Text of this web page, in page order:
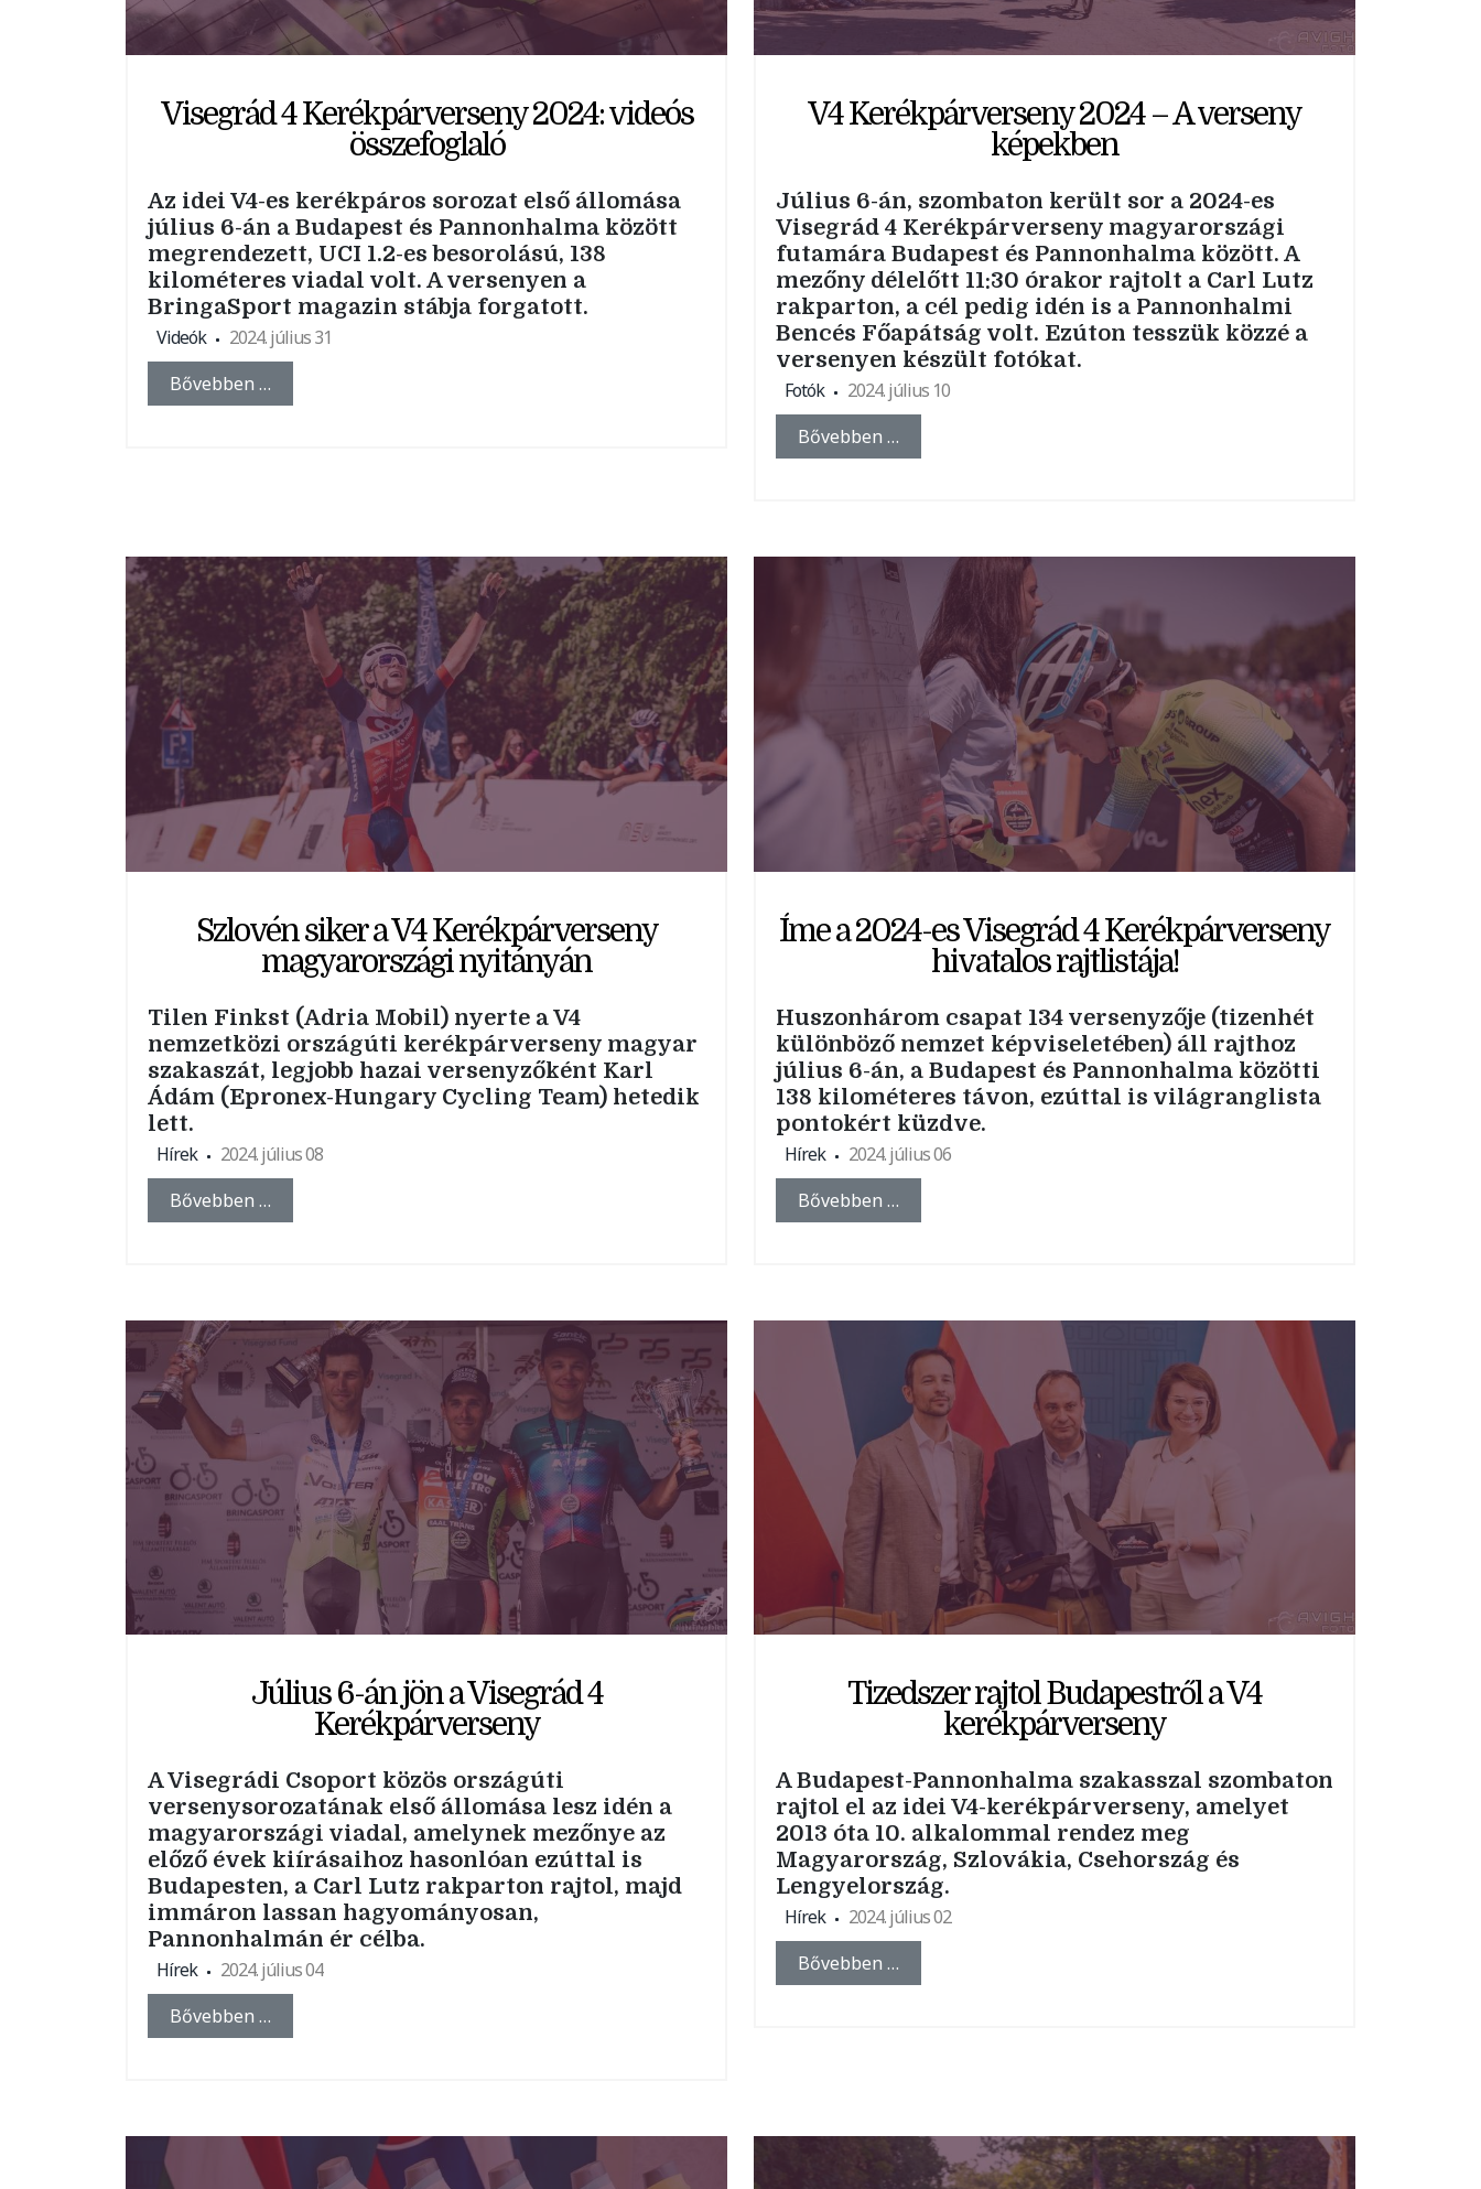
Visegrád 4 Kerékpárverseny 2024: videós
összefoglaló
Az idei V4-es kerékpáros sorozat első állomása
július 6-án a Budapest és Pannonhalma között
megrendezett, UCI 1.2-es besorolású, 138
kilométeres viadal volt. A versenyen a
BringaSport magazin stábja forgatott.
Videók
2024. július 31
Bővebben …
V4 Kerékpárverseny 2024 – A verseny
képekben
Július 6-án, szombaton került sor a 2024-es
Visegrád 4 Kerékpárverseny magyarországi
futamára Budapest és Pannonhalma között. A
mezőny délelőtt 11:30 órakor rajtolt a Carl Lutz
rakparton, a cél pedig idén is a Pannonhalmi
Bencés Főapátság volt. Ezúton tesszük közzé a
versenyen készült fotókat.
Fotók
2024. július 10
Bővebben …
Szlovén siker a V4 Kerékpárverseny
magyarországi nyitányán
Tilen Finkst (Adria Mobil) nyerte a V4
nemzetközi országúti kerékpárverseny magyar
szakaszát, legjobb hazai versenyzőként Karl
Ádám (Epronex-Hungary Cycling Team) hetedik
lett.
Hírek
2024. július 08
Bővebben …
Íme a 2024-es Visegrád 4 Kerékpárverseny
hivatalos rajtlistája!
Huszonhárom csapat 134 versenyzője (tizenhét
különböző nemzet képviseletében) áll rajthoz
július 6-án, a Budapest és Pannonhalma közötti
138 kilométeres távon, ezúttal is világranglista
pontokért küzdve.
Hírek
2024. július 06
Bővebben …
Július 6-án jön a Visegrád 4
Kerékpárverseny
A Visegrádi Csoport közös országúti
versenysorozatának első állomása lesz idén a
magyarországi viadal, amelynek mezőnye az
előző évek kiírásaihoz hasonlóan ezúttal is
Budapesten, a Carl Lutz rakparton rajtol, majd
immáron lassan hagyományosan,
Pannonhalmán ér célba.
Hírek
2024. július 04
Bővebben …
Tizedszer rajtol Budapestről a V4
kerékpárverseny
A Budapest-Pannonhalma szakasszal szombaton
rajtol el az idei V4-kerékpárverseny, amelyet
2013 óta 10. alkalommal rendez meg
Magyarország, Szlovákia, Csehország és
Lengyelország.
Hírek
2024. július 02
Bővebben …